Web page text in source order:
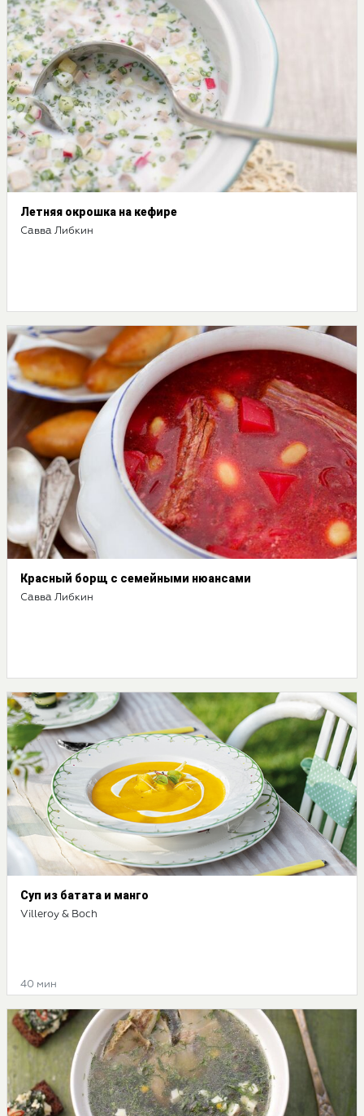
Летняя окрошка на кефире
Савва Либкин
Красный борщ с семейными нюансами
Савва Либкин
Суп из батата и манго
Villeroy & Boch
40 мин